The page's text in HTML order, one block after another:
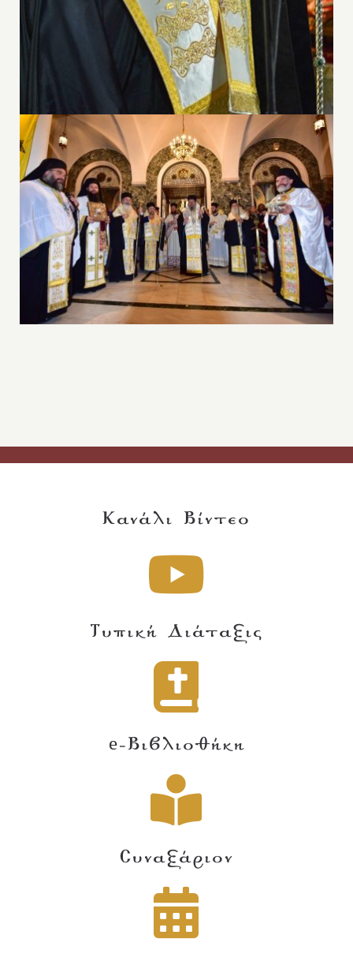
Κανάλι Βίντεο
Τυπική Διάταξις
e-Βιβλιοθήκη
Συναξάριον